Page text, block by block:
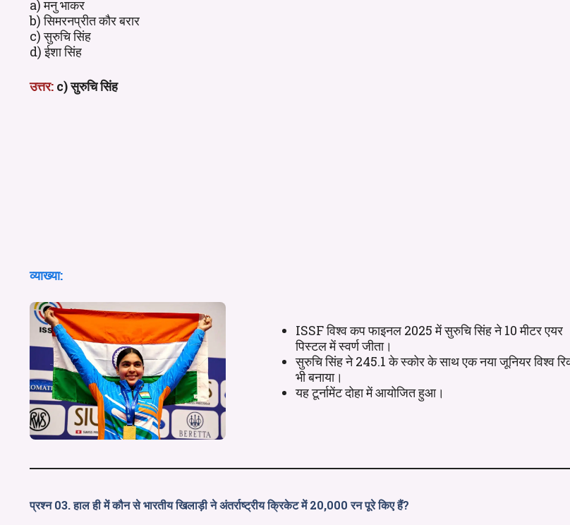
a) मनु भाकर
b) सिमरनप्रीत कौर बरार
c) सुरुचि सिंह
d) ईशा सिंह
उत्तर: c) सुरुचि सिंह
व्याख्या:
ISSF विश्व कप फाइनल 2025 में सुरुचि सिंह ने 10 मीटर एयर
पिस्टल में स्वर्ण जीता।
सुरुचि सिंह ने 245.1 के स्कोर के साथ एक नया जूनियर विश्व
भी बनाया।
यह टूर्नामेंट दोहा में आयोजित हुआ।
प्रश्न 03. हाल ही में कौन से भारतीय खिलाड़ी ने अंतर्राष्ट्रीय क्रिकेट में 20,000 रन पूरे किए हैं?